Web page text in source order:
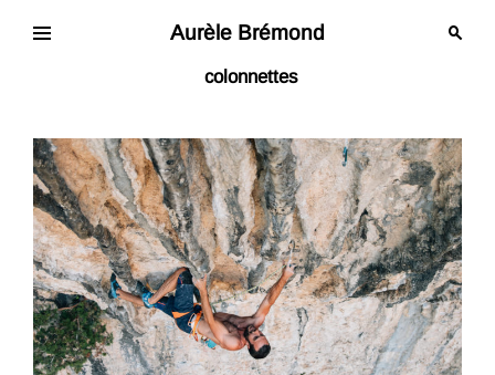
content
Aurèle Brémond
colonnettes